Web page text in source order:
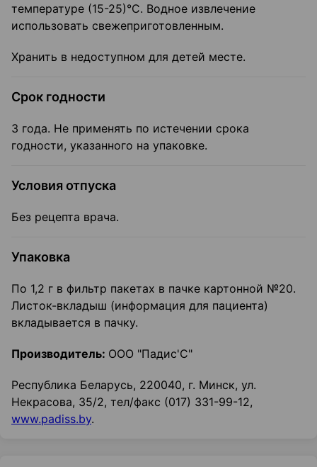
температуре (15-25)°C. Водное извлечение
использовать свежеприготовленным.
Хранить в недоступном для детей месте.
Срок годности
3 года. Не применять по истечении срока
годности, указанного на упаковке.
Условия отпуска
Без рецепта врача.
Упаковка
По 1,2 г в фильтр пакетах в пачке картонной №20.
Листок-вкладыш (информация для пациента)
вкладывается в пачку.
Производитель: ООО "Падис'С"
Республика Беларусь, 220040, г. Минск, ул.
Некрасова, 35/2, тел/факс (017) 331-99-12,
www.padiss.by.